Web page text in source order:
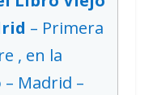
– Primera
, en la
Madrid –